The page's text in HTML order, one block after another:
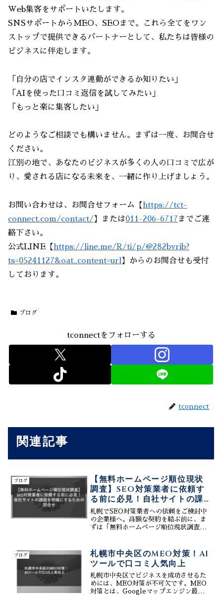
Web集客をサポートいたします。
SNSサポートからMEO、SEOまで。これら全てをワン
ストップで提供できるパートナーとして、私たちは皆様の
ビジネスに伴走します。
「自分の店でインスタ連動ができるか知りたい」
「AIを使った口コミ返信を試してみたい」
「もっと楽に集客したい」
どのようなご相談でも構いません。まずは一度、お問合せ
ください。
江別の地で、あなたのビジネスが多くの人の口コミで広が
り、愛される店になる未来を、一緒に作り上げましょう。
お問い合わせは、お問合せフォーム【 https://tct-
connect.com/contact/ 】または011-206-6717までご連
絡下さい。
公式LINE【 https://line.me/R/ti/p/@282bvrib?
ts=05241127&oat_content=url】からのお問合せも受付
しております。
ブログ
tconnectをフォローする
tconnect
関連記事
ブログ
【無料ホームページ順位現状
調査】SEO対策業者に依頼す
る前に必見！自社サイトの課
題を明確にするための問合せ
札幌でSEO対策業者への依頼をご検討中
の企業様へ。高額な契約を結ぶ前に、ま
ずは「無料ホームページ順位現状調査」
を数値化し、無駄なコストをかけずに集
客効果を最大化するプランをご提案しま
す。初期費用を抑えたWeb制作、生成AI
を活用したMEO対策、更新が簡単な
CMSなど、貴社のビジネスを加速させる
ための具体的な解決策について、お気軽
ブログ
札幌市中央区のMEO対策！AI
ツールで口コミ人気向上
札幌市中央区でビジネスを成功させるた
めには、MEO対策が不可欠です。MEO
対策とは、Googleマップエンジン最適化